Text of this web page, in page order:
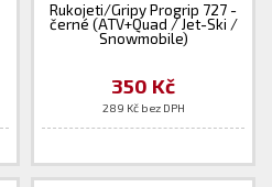
Rukojeti/Gripy Progrip 727 -
černé (ATV+Quad / Jet-Ski /
Snowmobile)
350 Kč
289 Kč bez DPH